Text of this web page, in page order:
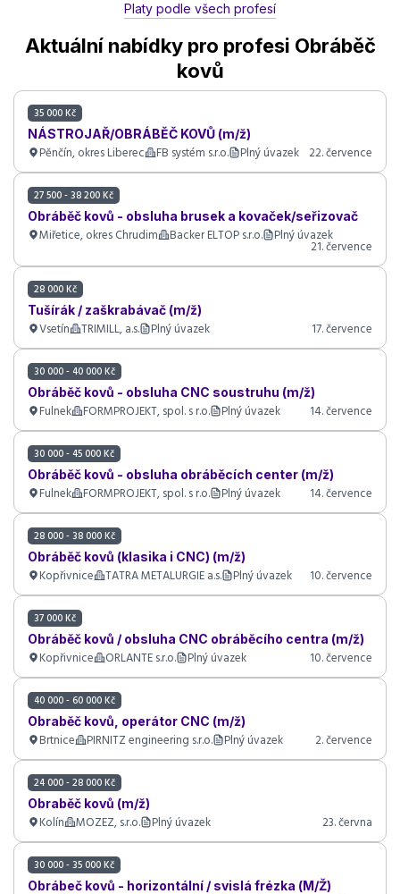
Platy podle všech profesí
Aktuální nabídky pro profesi Obráběč
kovů
35 000 Kč
NÁSTROJAŘ/OBRÁBĚČ KOVŮ (m/ž)
Pěnčín, okres Liberec FB systém s.r.o. Plný úvazek 22. července
27 500 - 38 200 Kč
Obráběč kovů - obsluha brusek a kovaček/seřizovač
Miřetice, okres Chrudim Backer ELTOP s.r.o. Plný úvazek
21. července
28 000 Kč
Tušírák / zaškrabávač (m/ž)
Vsetín TRIMILL, a.s. Plný úvazek 17. července
30 000 - 40 000 Kč
Obráběč kovů - obsluha CNC soustruhu (m/ž)
Fulnek FORMPROJEKT, spol. s r.o. Plný úvazek 14. července
30 000 - 45 000 Kč
Obráběč kovů - obsluha obráběcích center (m/ž)
Fulnek FORMPROJEKT, spol. s r.o. Plný úvazek 14. července
28 000 - 38 000 Kč
Obráběč kovů (klasika i CNC) (m/ž)
Kopřivnice TATRA METALURGIE a.s. Plný úvazek 10. července
37 000 Kč
Obráběč kovů / obsluha CNC obráběcího centra (m/ž)
Kopřivnice ORLANTE s.r.o. Plný úvazek 10. července
40 000 - 60 000 Kč
Obraběč kovů, operátor CNC (m/ž)
Brtnice PIRNITZ engineering s.r.o. Plný úvazek 2. července
24 000 - 28 000 Kč
Obraběč kovů (m/ž)
Kolín MOZEZ, s.r.o. Plný úvazek 23. června
30 000 - 35 000 Kč
Obrábeč kovů - horizontální / svislá frézka (M/Ž)